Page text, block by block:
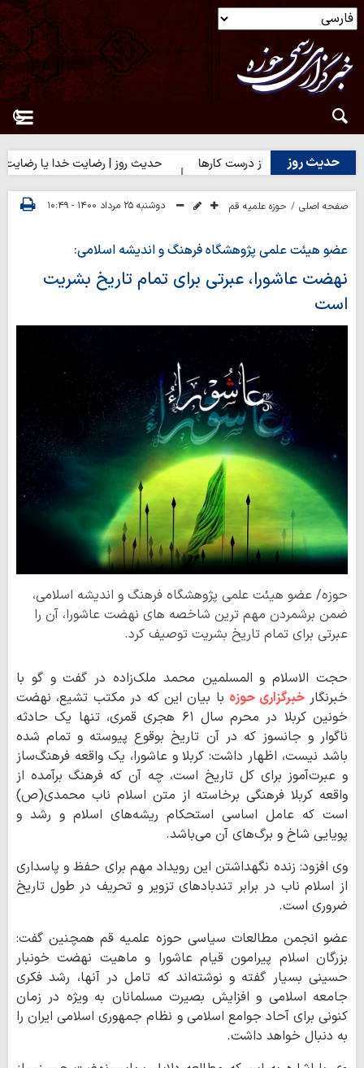
حدیث روز
روز | آغاز درست کارها حدیث روز | رضایت خدا یا رضایت مردم؟
صفحه اصلی حوزه علمیه قم دوشنبه ۲۵ مرداد ۱۴۰۰ - ۱۰:۴۹
عضو هیئت علمی پژوهشگاه فرهنگ و اندیشه اسلامی:
نهضت عاشورا، عبرتی برای تمام تاریخ بشریت
است
حوزه/ عضو هیئت علمی پژوهشگاه فرهنگ و اندیشه اسلامی،
ضمن برشمردن مهم ترین شاخصه های نهضت عاشورا، آن را
عبرتی برای تمام تاریخ بشریت توصیف کرد.
حجت الاسلام و المسلمین محمد ملک‌زاده در گفت و گو با
خبرنگارخبرگزاری حوزه با بیان این که در مکتب تشیع، نهضت
خونین کربلا در محرم سال ۶۱ هجری قمری، تنها یک حادثه
ناگوار و جانسوز که در آن تاریخ بوقوع پیوسته و تمام شده
باشد نیست، اظهار داشت: کربلا و عاشورا، یک واقعه فرهنگ‌ساز
و عبرت‌آموز برای کل تاریخ است، چه آن که فرهنگ برآمده از
واقعه کربلا فرهنگی برخاسته از متن اسلام ناب محمدی(ص)
است که عامل اساسی استحکام ریشه‌های اسلام و رشد و
پویایی شاخ و برگ‌های آن می‌باشد.
وی افزود: زنده نگهداشتن این رویداد مهم برای حفظ و پاسداری
از اسلام ناب در برابر تندبادهای تزویر و تحریف در طول تاریخ
ضروری است.
عضو انجمن مطالعات سیاسی حوزه علمیه قم همچنین گفت:
بزرگان اسلام پیرامون قیام عاشورا و ماهیت نهضت خونبار
حسینی بسیار گفته و نوشته‌اند که تامل در آنها، رشد فکری
جامعه اسلامی و افزایش بصیرت مسلمانان به ویژه در زمان
کنونی برای آحاد جوامع اسلامی و نظام جمهوری اسلامی ایران را
به دنبال خواهد داشت.